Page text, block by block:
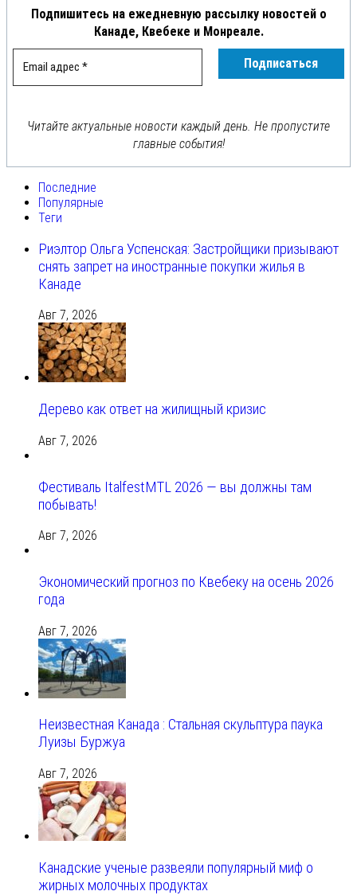
Подпишитесь на ежедневную рассылку новостей о
Канаде, Квебеке и Монреале.
Читайте актуальные новости каждый день. Не пропустите
главные события!
Последние
Популярные
Теги
Риэлтор Ольга Успенская: Застройщики призывают
снять запрет на иностранные покупки жилья в
Канаде
Авг 7, 2026
Дерево как ответ на жилищный кризис
Авг 7, 2026
Фестиваль ItalfestMTL 2026 — вы должны там
побывать!
Авг 7, 2026
Экономический прогноз по Квебеку на осень 2026
года
Авг 7, 2026
Неизвестная Канада : Стальная скульптура паука
Луизы Буржуа
Авг 7, 2026
Канадские ученые развеяли популярный миф о
жирных молочных продуктах